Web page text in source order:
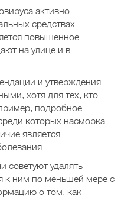
активно
средствах
повышенное
на улице и в
и утверждения
хотя для тех, кто
подробное
которых насморка
является
советуют удалять
к ним по меньшей мере с
о том, как